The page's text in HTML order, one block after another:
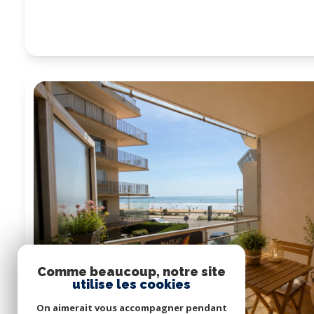
Comme beaucoup, notre site
utilise les cookies
On aimerait vous accompagner pendant